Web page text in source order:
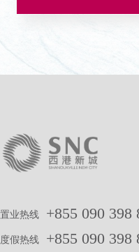
置业热线 +855 090 398
度假热线 +855 090 398